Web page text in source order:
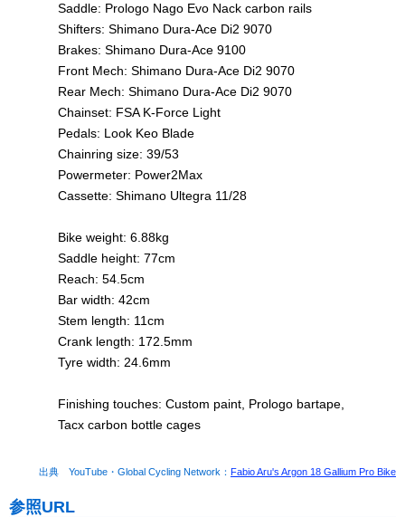
Saddle: Prologo Nago Evo Nack carbon rails
Shifters: Shimano Dura-Ace Di2 9070
Brakes: Shimano Dura-Ace 9100
Front Mech: Shimano Dura-Ace Di2 9070
Rear Mech: Shimano Dura-Ace Di2 9070
Chainset: FSA K-Force Light
Pedals: Look Keo Blade
Chainring size: 39/53
Powermeter: Power2Max
Cassette: Shimano Ultegra 11/28
Bike weight: 6.88kg
Saddle height: 77cm
Reach: 54.5cm
Bar width: 42cm
Stem length: 11cm
Crank length: 172.5mm
Tyre width: 24.6mm
Finishing touches: Custom paint, Prologo bartape,
Tacx carbon bottle cages
出典 YouTube・Global Cycling Network： Fabio Aru's Argon 18 Gallium Pro Bike
参照URL